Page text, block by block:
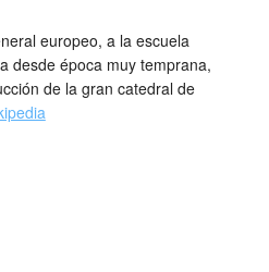
europeo, a la escuela
desde época muy temprana,
de la gran catedral de